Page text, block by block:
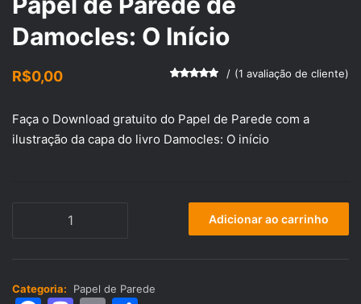
Damocles: O Início
baseado
avaliação
(1 avaliação de cliente)
R$0,00
Faça o Download gratuito do Papel de Parede com a
ilustração da capa do livro Damocles: O início
O
Adicionar ao carrinho
Categoria: Papel de Parede